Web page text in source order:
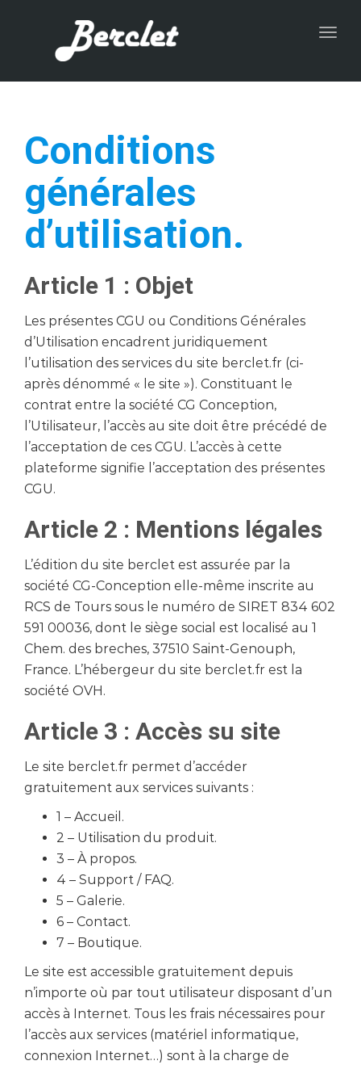
Conditions
générales
d’utilisation.
Article 1 : Objet
Les présentes CGU ou Conditions Générales
d’Utilisation encadrent juridiquement
l’utilisation des services du site berclet.fr (ci-
après dénommé « le site »). Constituant le
contrat entre la société CG Conception,
l’Utilisateur, l’accès au site doit être précédé de
l’acceptation de ces CGU. L’accès à cette
plateforme signifie l’acceptation des présentes
CGU.
Article 2 : Mentions légales
L’édition du site berclet est assurée par la
société CG-Conception elle-même inscrite au
RCS de Tours sous le numéro de SIRET 834 602
591 00036, dont le siège social est localisé au 1
Chem. des breches, 37510 Saint-Genouph,
France. L’hébergeur du site berclet.fr est la
société OVH.
Article 3 : Accès su site
Le site berclet.fr permet d’accéder
gratuitement aux services suivants :
1 – Accueil.
2 – Utilisation du produit.
3 – À propos.
4 – Support / FAQ.
5 – Galerie.
6 – Contact.
7 – Boutique.
Le site est accessible gratuitement depuis
n’importe où par tout utilisateur disposant d’un
accès à Internet. Tous les frais nécessaires pour
l’accès aux services (matériel informatique,
connexion Internet…) sont à la charge de